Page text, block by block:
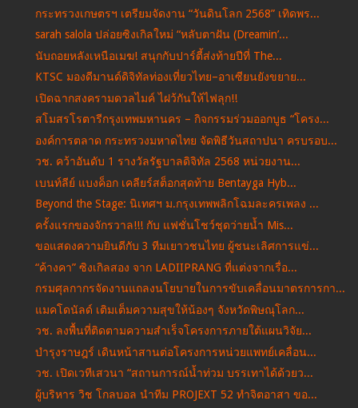
กระทรวงเกษตรฯ เตรียมจัดงาน “วันดินโลก 2568” เทิดพร...
sarah salola ปล่อยซิงเกิลใหม่ “หลับตาฝัน (Dreamin’...
นับถอยหลังเหนือเมฆ! สนุกกับปาร์ตี้ส่งท้ายปีที่ The...
KTSC มองดีมานด์ดิจิทัลท่องเที่ยวไทย–อาเซียนยังขยาย...
เปิดฉากสงครามดวลไมค์ ไฝว้กันให้ไฟลุก!!
สโมสรโรตารีกรุงเทพมหานคร – กิจกรรมร่วมออกบูธ “โครง...
องค์การตลาด กระทรวงมหาดไทย จัดพิธีวันสถาปนา ครบรอบ...
วช. คว้าอันดับ 1 รางวัลรัฐบาลดิจิทัล 2568 หน่วยงาน...
เบนท์ลีย์ แบงค็อก เคลียร์สต็อกสุดท้าย Bentayga Hyb...
Beyond the Stage: นิเทศฯ ม.กรุงเทพพลิกโฉมละครเพลง ...
ครั้งแรกของจักรวาล!!! กับ แฟชั่นโชว์ชุดว่ายน้ำ Mis...
ขอแสดงความยินดีกับ 3 ทีมเยาวชนไทย ผู้ชนะเลิศการแข่...
“ค้างคา” ซิงเกิลสอง จาก LADIIPRANG ที่แต่งจากเรื่อ...
กรมศุลกากรจัดงานแถลงนโยบายในการขับเคลื่อนมาตรการกา...
แมคโดนัลด์ เติมเต็มความสุขให้น้องๆ จังหวัดพิษณุโลก...
วช. ลงพื้นที่ติดตามความสำเร็จโครงการภายใต้แผนวิจัย...
บำรุงราษฎร์ เดินหน้าสานต่อโครงการหน่วยแพทย์เคลื่อน...
วช. เปิดเวทีเสวนา “สถานการณ์น้ำท่วม บรรเทาได้ด้วยว...
ผู้บริหาร วิช โกลบอล นำทีม PROJEXT 52 ทำจิตอาสา ขอ...